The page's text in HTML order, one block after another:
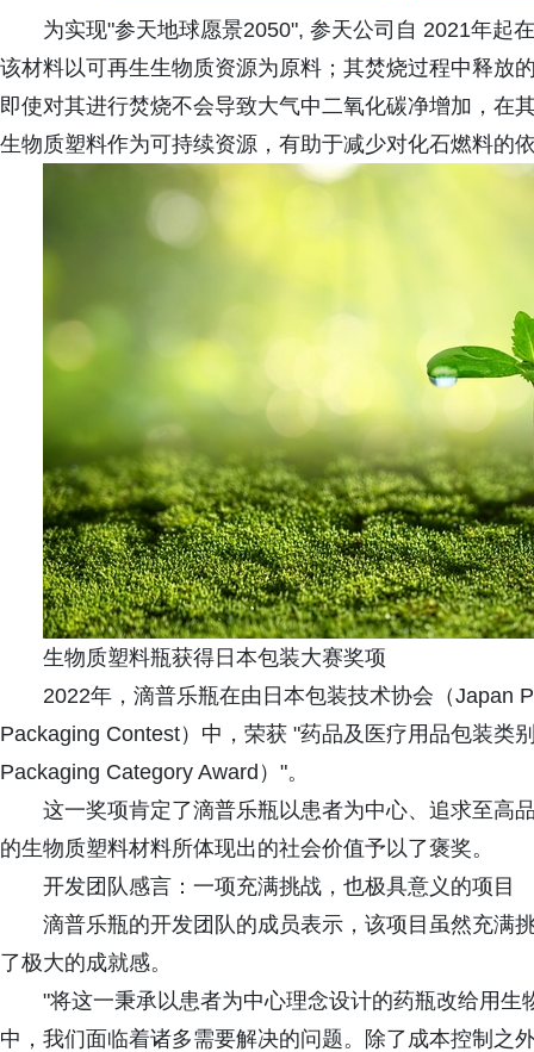
为实现"参天地球愿景2050", 参天公司自 2021年起
该材料以可再生生物质资源为原料；其焚烧过程中释放
即使对其进行焚烧不会导致大气中二氧化碳净增加，在
生物质塑料作为可持续资源，有助于减少对化石燃料的
生物质塑料瓶获得日本包装大赛奖项
2022年，滴普乐瓶在由日本包装技术协会（Japan
Packaging Contest）中，荣获 "药品及医疗用品包装类
Packaging Category Award）"。
这一奖项肯定了滴普乐瓶以患者为中心、追求至高
的生物质塑料材料所体现出的社会价值予以了褒奖。
开发团队感言：一项充满挑战，也极具意义的项目
滴普乐瓶的开发团队的成员表示，该项目虽然充满
了极大的成就感。
"将这一秉承以患者为中心理念设计的药瓶改给用
中，我们面临着诸多需要解决的问题。除了成本控制之